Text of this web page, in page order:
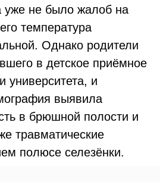
уже не было жалоб на
температура
Однако родители
в детское приёмное
университета, и
выявила
в брюшной полости и
травматические
полюсе селезёнки.